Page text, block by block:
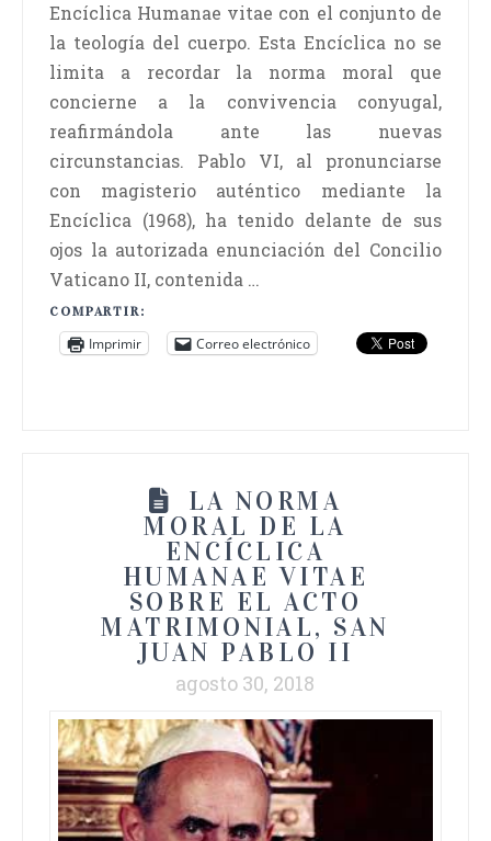
Encíclica Humanae vitae con el conjunto de
la teología del cuerpo. Esta Encíclica no se
limita a recordar la norma moral que
concierne a la convivencia conyugal,
reafirmándola ante las nuevas
circunstancias. Pablo VI, al pronunciarse
con magisterio auténtico mediante la
Encíclica (1968), ha tenido delante de sus
ojos la autorizada enunciación del Concilio
Vaticano II, contenida …
COMPARTIR:
Imprimir Correo electrónico
LA NORMA
MORAL DE LA
ENCÍCLICA
HUMANAE VITAE
SOBRE EL ACTO
MATRIMONIAL, SAN
JUAN PABLO II
agosto 30, 2018